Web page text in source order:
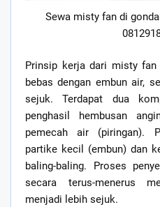
Sewa misty fan di
Prinsip kerja dari misty fan
bebas dengan embun air,
sejuk. Terdapat dua
penghasil hembusan
pemecah air (piringan).
partike kecil (embun) dan
baling-baling. Proses
secara terus-menerus
menjadi lebih sejuk.